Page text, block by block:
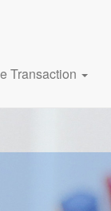
Transaction